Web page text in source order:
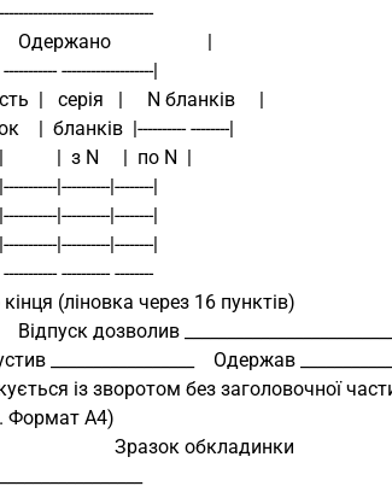
Одержано                    |
-------------------|
|   серія   |     N бланків     |
|  бланків  |---------- --------|
|  з N     |  по N  |
|----------|--------|
|----------|--------|
|----------|--------|
---------- --------
кінця (ліновка через 16 пунктів)
                  Відпуск дозволив _________________________
_________________    Одержав
із зворотом без заголовочної
Формат А4)
                                      Зразок обкладинки